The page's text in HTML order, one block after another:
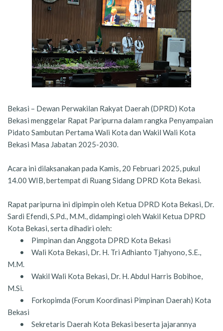
Bekasi – Dewan Perwakilan Rakyat Daerah (DPRD) Kota
Bekasi menggelar Rapat Paripurna dalam rangka Penyampaian
Pidato Sambutan Pertama Wali Kota dan Wakil Wali Kota
Bekasi Masa Jabatan 2025-2030.
Acara ini dilaksanakan pada Kamis, 20 Februari 2025, pukul
14.00 WIB, bertempat di Ruang Sidang DPRD Kota Bekasi.
Rapat paripurna ini dipimpin oleh Ketua DPRD Kota Bekasi, Dr.
Sardi Efendi, S.Pd., M.M., didampingi oleh Wakil Ketua DPRD
Kota Bekasi, serta dihadiri oleh:
•
Pimpinan dan Anggota DPRD Kota Bekasi
•
Wali Kota Bekasi, Dr. H. Tri Adhianto Tjahyono, S.E.,
M.M.
•
Wakil Wali Kota Bekasi, Dr. H. Abdul Harris Bobihoe,
M.Si.
•
Forkopimda (Forum Koordinasi Pimpinan Daerah) Kota
Bekasi
•
Sekretaris Daerah Kota Bekasi beserta jajarannya